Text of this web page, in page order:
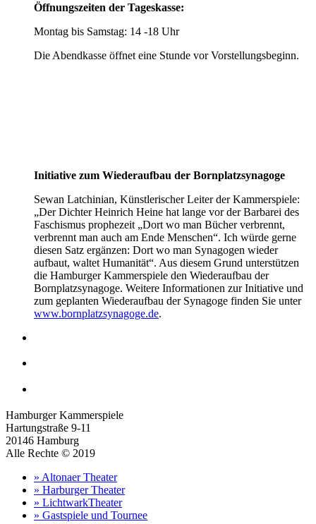
Öffnungszeiten der Tageskasse:
Montag bis Samstag: 14 -18 Uhr
Die Abendkasse öffnet eine Stunde vor Vorstellungsbeginn.
Initiative zum Wiederaufbau der Bornplatzsynagoge
Sewan Latchinian, Künstlerischer Leiter der Kammerspiele:
„Der Dichter Heinrich Heine hat lange vor der Barbarei des
Faschismus prophezeit „Dort wo man Bücher verbrennt,
verbrennt man auch am Ende Menschen“. Ich würde gerne
diesen Satz ergänzen: Dort wo man Synagogen wieder
aufbaut, waltet Humanität“. Aus diesem Grund unterstützen
die Hamburger Kammerspiele den Wiederaufbau der
Bornplatzsynagoge. Weitere Informationen zur Initiative und
zum geplanten Wiederaufbau der Synagoge finden Sie unter
www.bornplatzsynagoge.de.
Hamburger Kammerspiele
Hartungstraße 9-11
20146 Hamburg
Alle Rechte © 2019
» Altonaer Theater
» Harburger Theater
» LichtwarkTheater
» Gastspiele und Tournee